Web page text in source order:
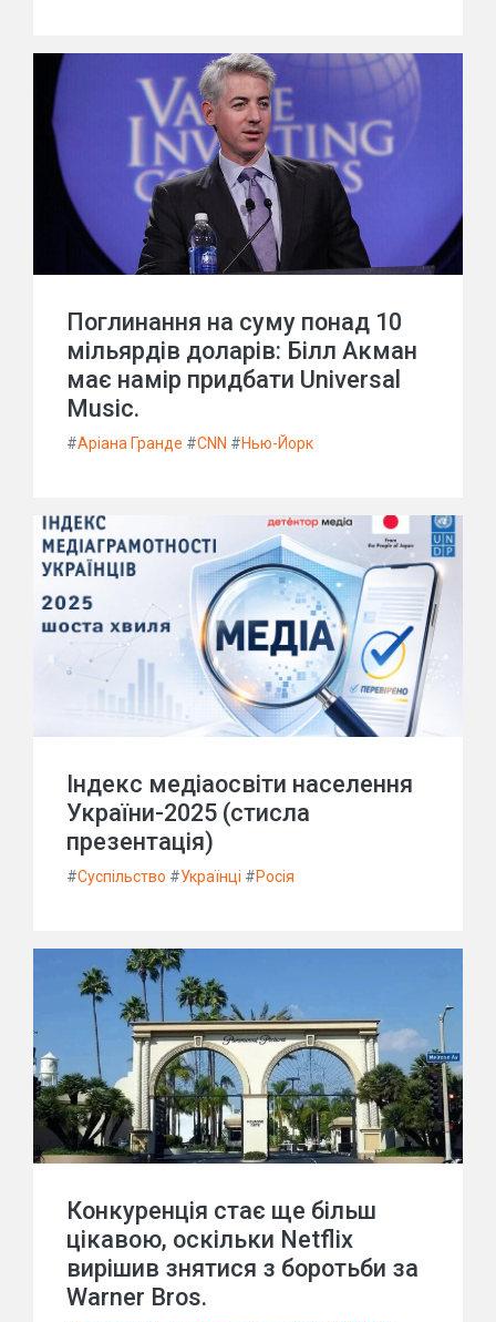
Поглинання на суму понад 10
мільярдів доларів: Білл Акман
має намір придбати Universal
Music.
#Аріана Гранде #CNN #Нью-Йорк
Індекс медіаосвіти населення
України-2025 (стисла
презентація)
#Суспільство #Українці #Росія
Конкуренція стає ще більш
цікавою, оскільки Netflix
вирішив знятися з боротьби за
Warner Bros.